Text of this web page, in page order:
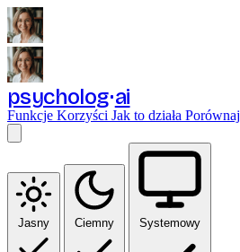
psycholog ai
Funkcje Korzyści Jak to działa Porównaj
Jasny Ciemny Systemowy